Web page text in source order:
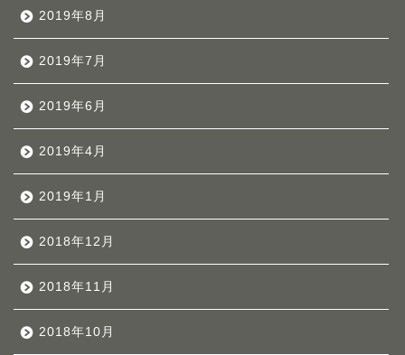
2019年8月
2019年7月
2019年6月
2019年4月
2019年1月
2018年12月
2018年11月
2018年10月